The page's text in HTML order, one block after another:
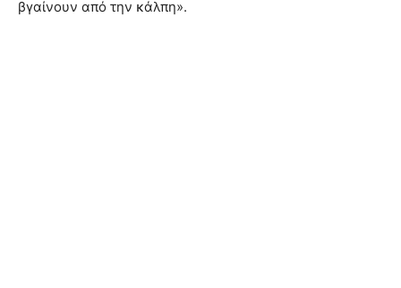
βγαίνουν από την κάλπη».